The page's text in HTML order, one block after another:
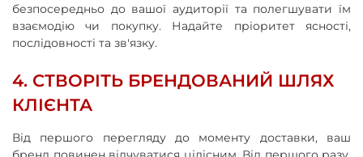
безпосередньо до вашої аудиторії та полегшувати їм
взаємодію чи покупку. Надайте пріоритет ясності,
послідовності та зв'язку.
4. СТВОРІТЬ БРЕНДОВАНИЙ ШЛЯХ
КЛІЄНТА
Від першого перегляду до моменту доставки, ваш